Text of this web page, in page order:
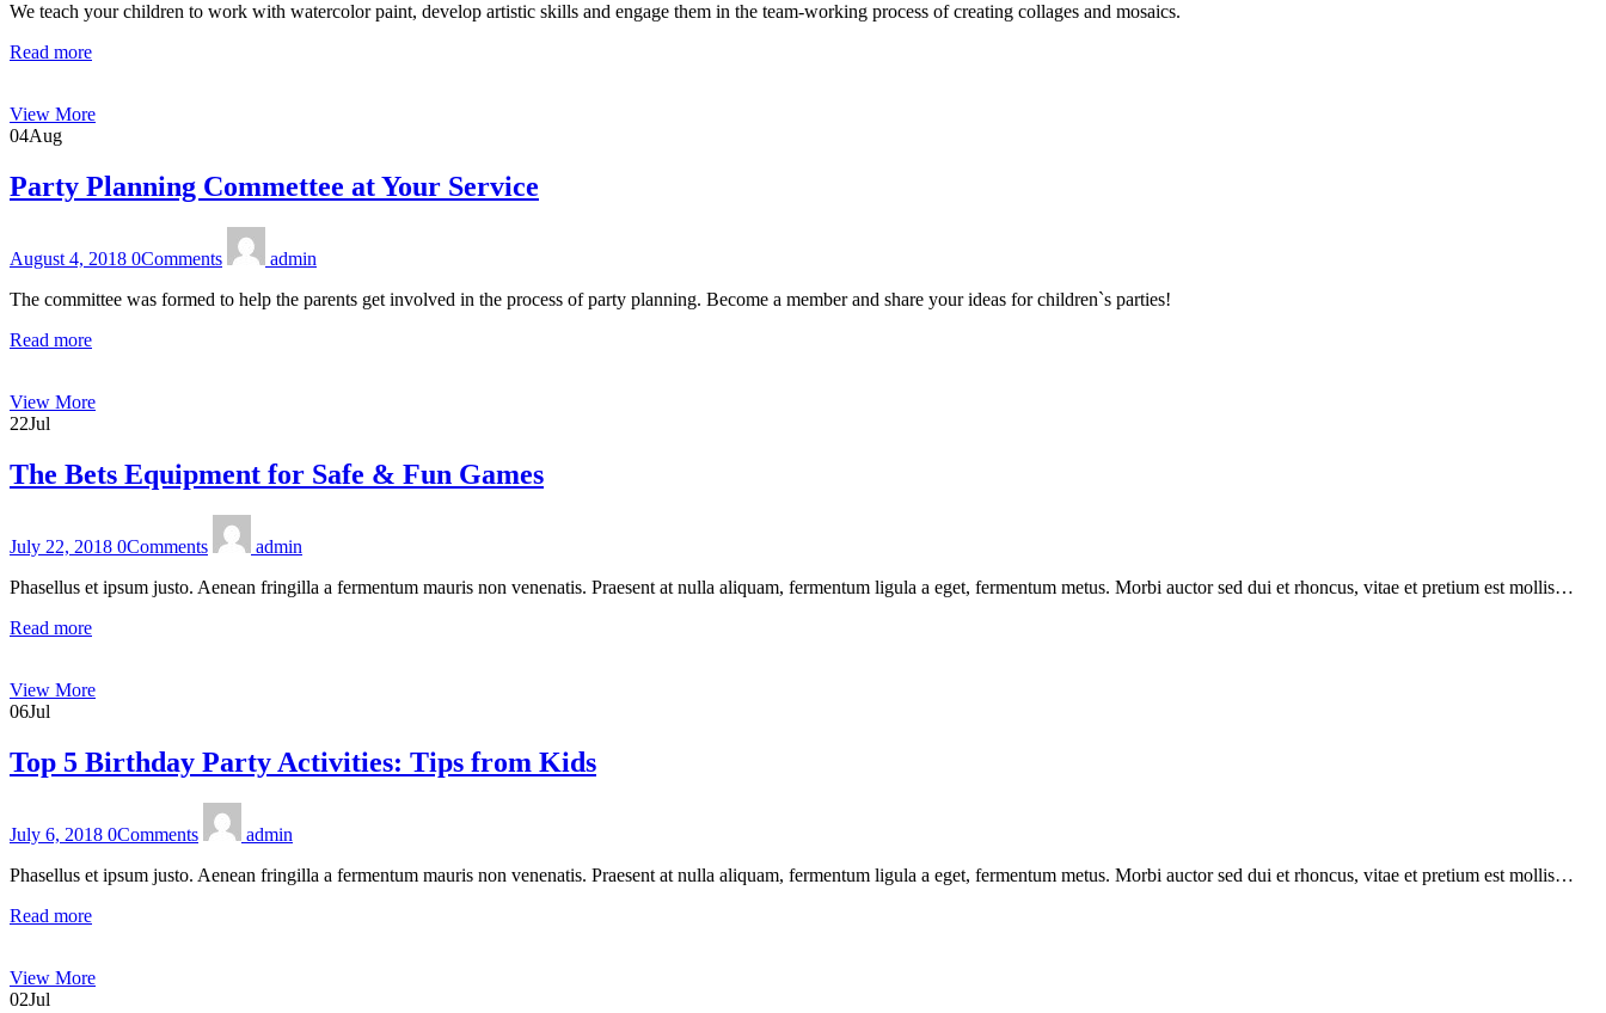
We teach your children to work with watercolor paint, develop artistic skills and engage them in the team-working process of creating collages and mosaics.
Read more
View More
04Aug
Party Planning Commettee at Your Service
August 4, 2018 0Comments
admin
The committee was formed to help the parents get involved in the process of party planning. Become a member and share your ideas for children`s parties!
Read more
View More
22Jul
The Bets Equipment for Safe & Fun Games
July 22, 2018 0Comments
admin
Phasellus et ipsum justo. Aenean fringilla a fermentum mauris non venenatis. Praesent at nulla aliquam, fermentum ligula a eget, fermentum metus. Morbi auctor sed dui et rhoncus, vitae et pretium est mollis…
Read more
View More
06Jul
Top 5 Birthday Party Activities: Tips from Kids
July 6, 2018 0Comments
admin
Phasellus et ipsum justo. Aenean fringilla a fermentum mauris non venenatis. Praesent at nulla aliquam, fermentum ligula a eget, fermentum metus. Morbi auctor sed dui et rhoncus, vitae et pretium est mollis…
Read more
View More
02Jul